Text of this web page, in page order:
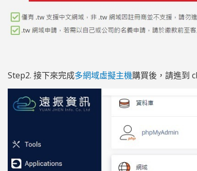
Step2. 接下來完成多網域虛擬主機購買後，請進到